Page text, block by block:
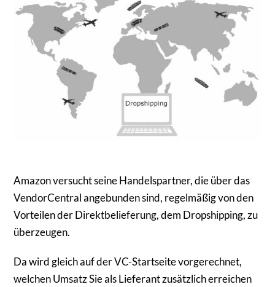
Amazon versucht seine Handelspartner, die über das
VendorCentral angebunden sind, regelmäßig von den
Vorteilen der Direktbelieferung, dem Dropshipping, zu
überzeugen.
Da wird gleich auf der VC-Startseite vorgerechnet,
welchen Umsatz Sie als Lieferant zusätzlich erreichen